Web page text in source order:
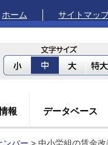
ホーム サイトマッ
報 データベース